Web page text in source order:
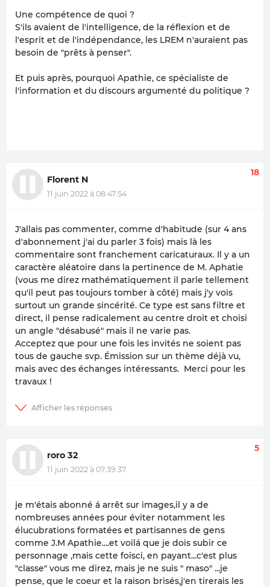
Une compétence de quoi ?
S'ils avaient de l'intelligence, de la réflexion et de
l'esprit et de l'indépendance, les LREM n'auraient pas
besoin de "prêts à penser".
Et puis après, pourquoi Apathie, ce spécialiste de
l'information et du discours argumenté du politique ?
Florent N
11 juin 2022 à 08:47:54
18
J'allais pas commenter, comme d'habitude (sur 4 ans
d'abonnement j'ai du parler 3 fois) mais là les
commentaire sont franchement caricaturaux. Il y a un
caractère aléatoire dans la pertinence de M. Aphatie
(vous me direz mathématiquement il parle tellement
qu'il peut pas toujours tomber à côté) mais j'y vois
surtout un grande sincérité. Ce type est sans filtre et
direct, il pense radicalement au centre droit et choisi
un angle "désabusé" mais il ne varie pas.
Acceptez que pour une fois les invités ne soient pas
tous de gauche svp. Émission sur un thème déjà vu,
mais avec des échanges intéressants. Merci pour les
travaux !
roro 32
11 juin 2022 à 07:39:37
5
je m'étais abonné á arrêt sur images,il y a de
nombreuses années pour éviter notamment les
élucubrations formatées et partisannes de gens
comme J.M Apathie....et voilá que je dois subir ce
personnage ,mais cette foisci, en payant...c'est plus
"classe" vous me direz, mais je ne suis " maso" ...je
pense, que le coeur et la raison brisés,j'en tirerais les